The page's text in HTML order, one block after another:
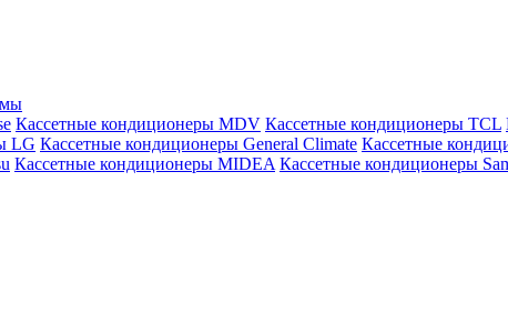
Кассетные кондиционеры MDV Кассетные кондиционеры TCL
LG Кассетные кондиционеры General Climate Кассетные
Кассетные кондиционеры MIDEA Кассетные кондиционеры